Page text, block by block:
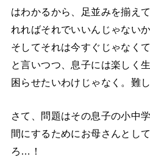
はわかるから、足並みを揃え
れればそれでいいんじゃない
そしてそれは今すぐじゃなく
と言いつつ、息子には楽しく
困らせたいわけじゃなく。難し
さて、問題はその息子の小中
間にするためにお母さんとし
ろ…！